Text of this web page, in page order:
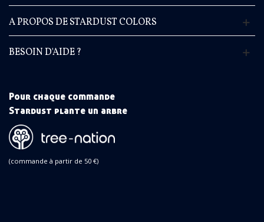
A PROPOS DE STARDUST COLORS
BESOIN D'AIDE ?
Pour chaque commande
Stardust plante un arbre
(commande à partir de 50 €)